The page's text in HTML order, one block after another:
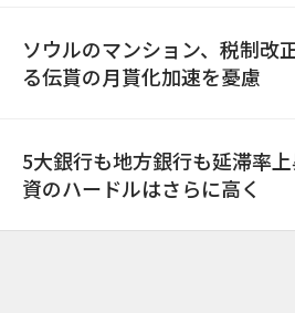
ソウルのマンション、税制改
る伝貰の月貰化加速を憂慮
5大銀行も地方銀行も延滞率
資のハードルはさらに高く